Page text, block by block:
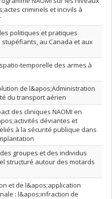
criminels et incivils à
politiques et pratiques
au Canada et aux
temporelle des armes à
de l&apos;Administration
du transport aérien
des cliniques NAOMI en
déviantes et
à la sécurité publique dans
groupes et des individus
structuré autour des motards
et de l&apos;application
: l&apos;infraction de